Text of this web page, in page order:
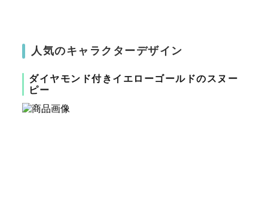
人気のキャラクターデザイン
ダイヤモンド付きイエローゴールドのスヌー
ピー